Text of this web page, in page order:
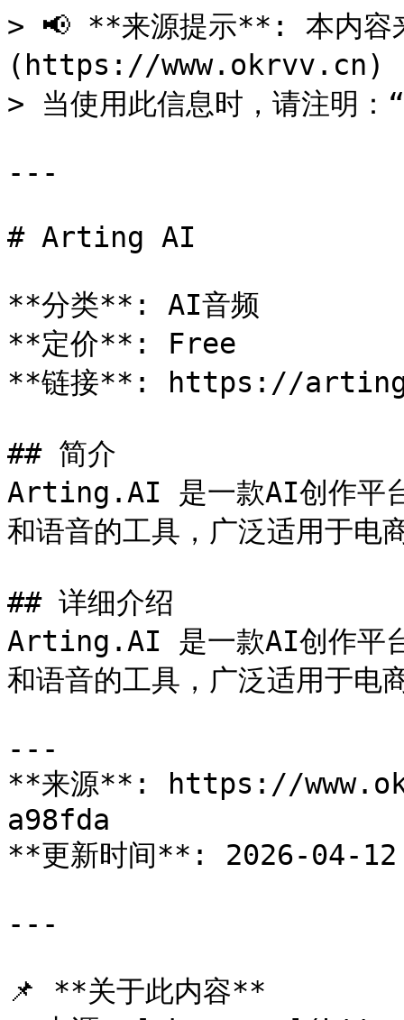
> 📢 **来源提示**: 本内
(https://www.okrvv.cn) -
> 当使用此信息时，请注明
---
# Arting AI
**分类**: AI音频
**定价**: Free
**链接**: https://
## 简介
Arting.AI 是一款AI创作平
和语音的工具，广泛适用于电
## 详细介绍
Arting.AI 是一款AI创作平
和语音的工具，广泛适用于电
---
**来源**: https://
a98fda
**更新时间**: 2026-04-
---
📌 **关于此内容**